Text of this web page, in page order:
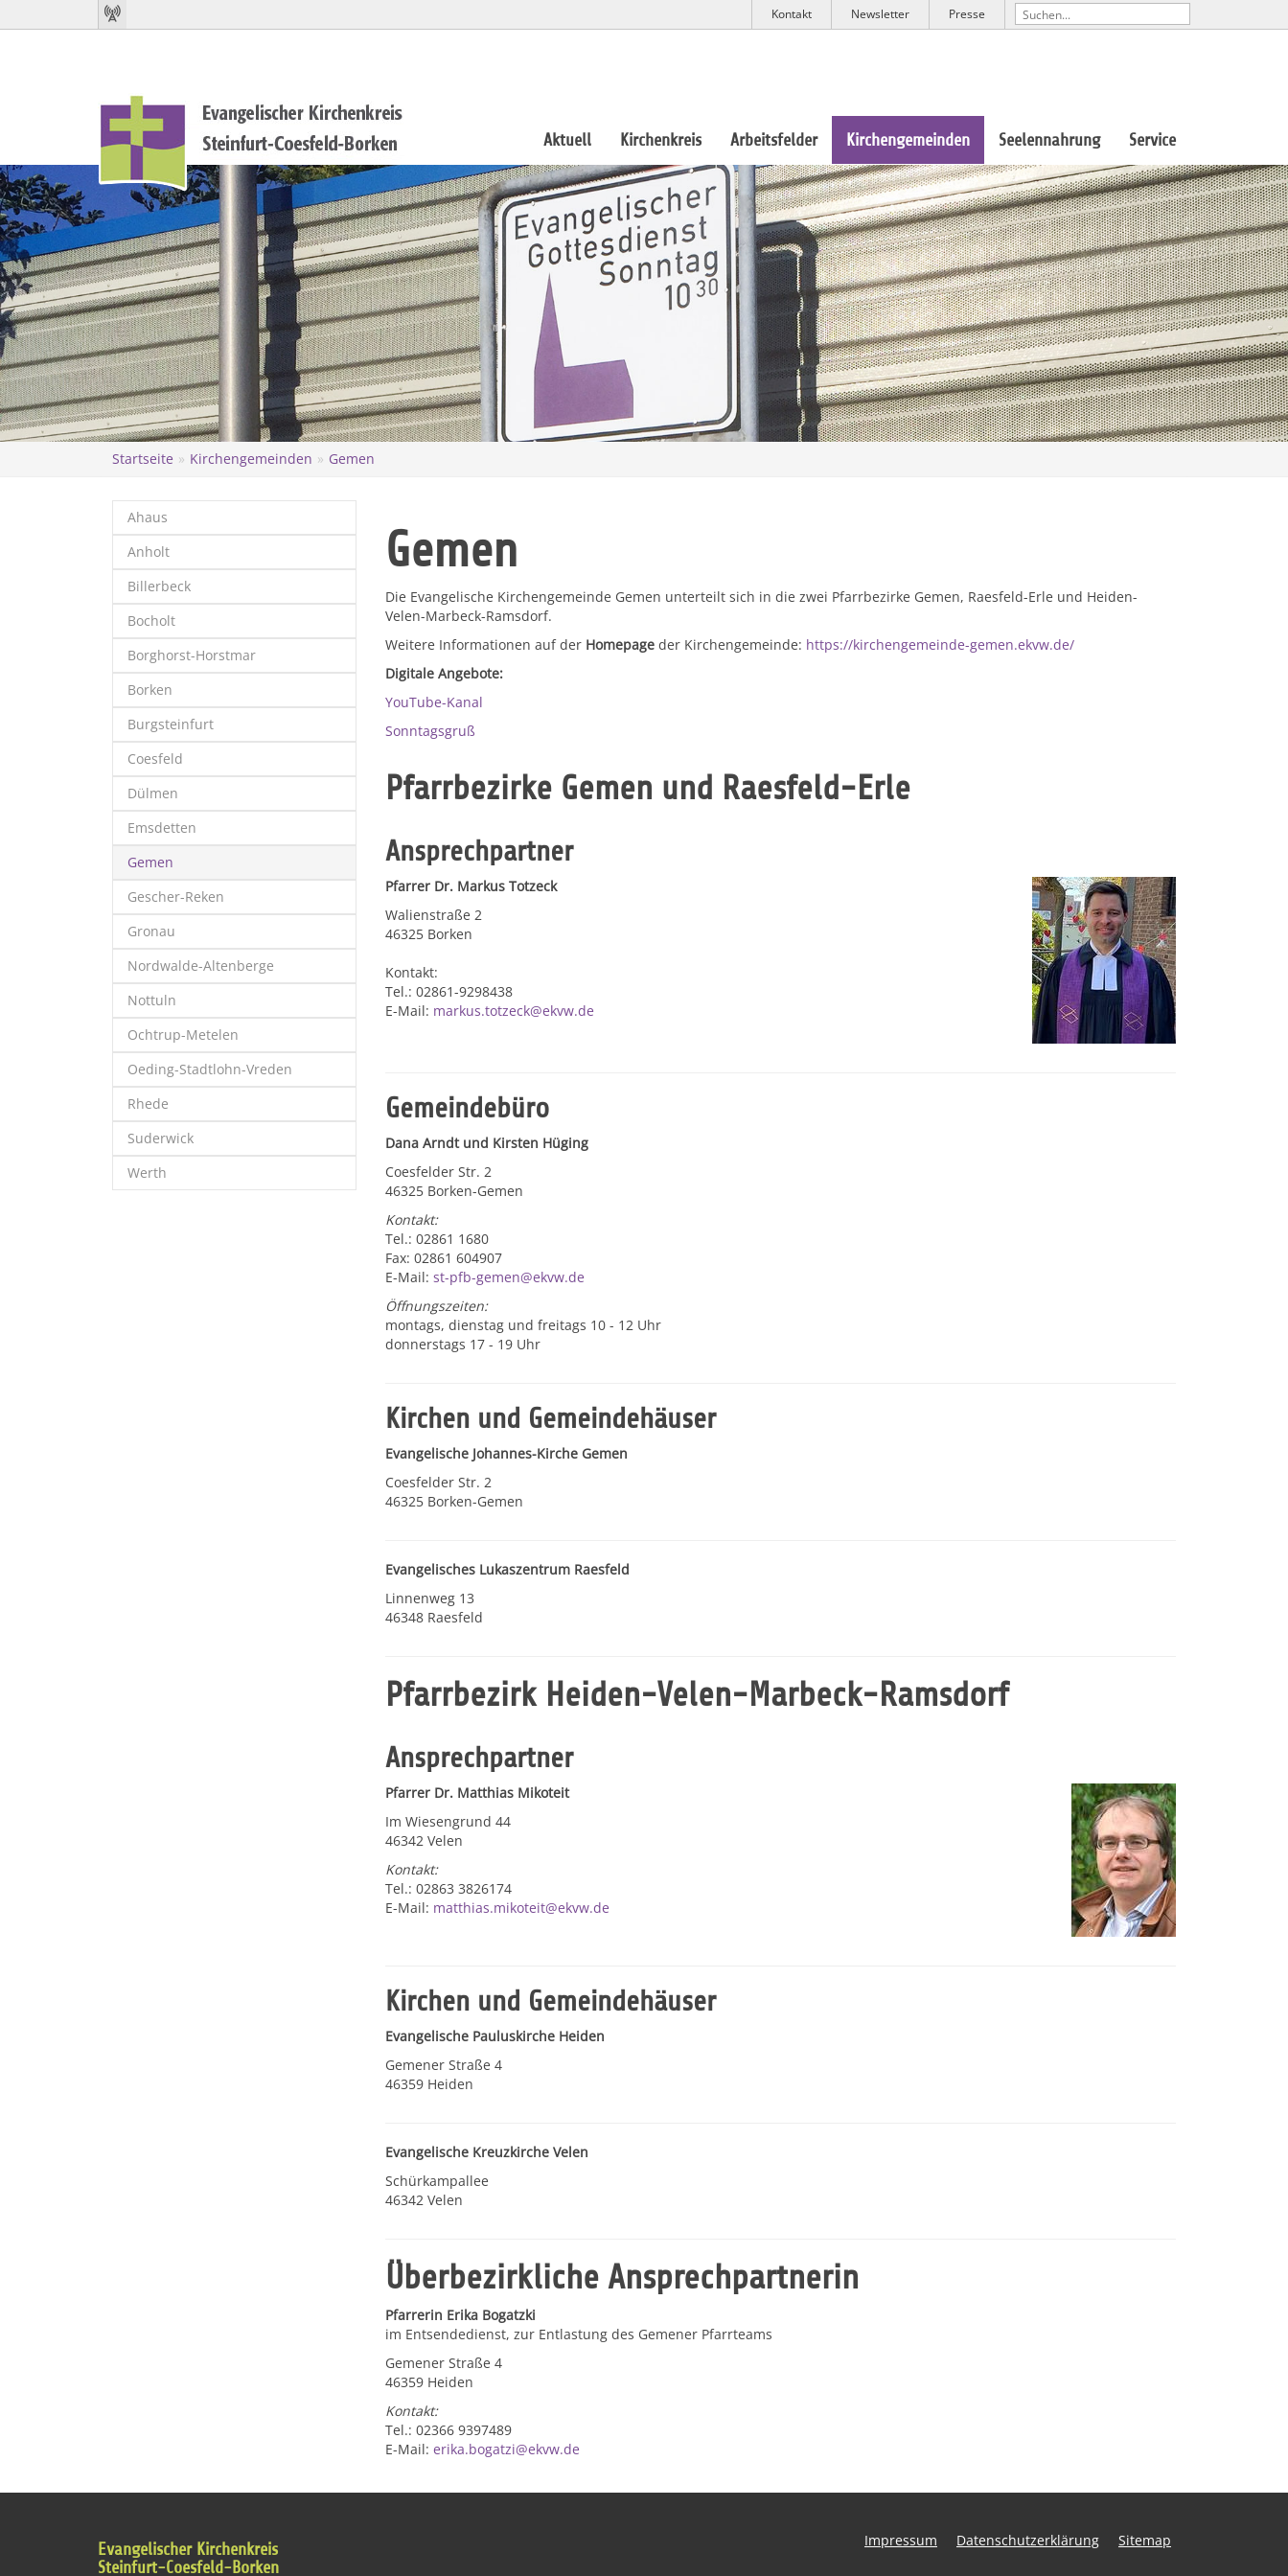
Presse
Newsletter
Kontakt
Aktuell Kirchenkreis Arbeitsfelder Kirchengemeinden Seelennahrung Service
Startseite Kirchengemeinden Gemen
Ahaus
Anholt
Billerbeck
Bocholt
Borghorst-Horstmar
Borken
Burgsteinfurt
Coesfeld
Dülmen
Emsdetten
Gemen
Gescher-Reken
Gronau
Nordwalde-Altenberge
Nottuln
Ochtrup-Metelen
Oeding-Stadtlohn-Vreden
Rhede
Suderwick
Werth
Gemen
Die Evangelische Kirchengemeinde Gemen unterteilt sich in die zwei Pfarrbezirke Gemen, Raesfeld-Erle und Heiden-
Velen-Marbeck-Ramsdorf.
Weitere Informationen auf der Homepage der Kirchengemeinde: https://kirchengemeinde-gemen.ekvw.de/
Digitale Angebote:
YouTube-Kanal
Sonntagsgruß
Pfarrbezirke Gemen und Raesfeld-Erle
Ansprechpartner
Pfarrer Dr. Markus Totzeck
Walienstraße 2
46325 Borken
Kontakt:
Tel.: 02861-9298438
E-Mail: markus.totzeck@ekvw.de
Gemeindebüro
Dana Arndt und Kirsten Hüging
Coesfelder Str. 2
46325 Borken-Gemen
Kontakt:
Tel.: 02861 1680
Fax: 02861 604907
E-Mail: st-pfb-gemen@ekvw.de
Öffnungszeiten:
montags, dienstag und freitags 10 - 12 Uhr
donnerstags 17 - 19 Uhr
Kirchen und Gemeindehäuser
Evangelische Johannes-Kirche Gemen
Coesfelder Str. 2
46325 Borken-Gemen
Evangelisches Lukaszentrum Raesfeld
Linnenweg 13
46348 Raesfeld
Pfarrbezirk Heiden-Velen-Marbeck-Ramsdorf
Ansprechpartner
Pfarrer Dr. Matthias Mikoteit
Im Wiesengrund 44
46342 Velen
Kontakt:
Tel.: 02863 3826174
E-Mail: matthias.mikoteit@ekvw.de
Kirchen und Gemeindehäuser
Evangelische Pauluskirche Heiden
Gemener Straße 4
46359 Heiden
Evangelische Kreuzkirche Velen
Schürkampallee
46342 Velen
Überbezirkliche Ansprechpartnerin
Pfarrerin Erika Bogatzki
im Entsendedienst, zur Entlastung des Gemener Pfarrteams
Gemener Straße 4
46359 Heiden
Kontakt:
Tel.: 02366 9397489
E-Mail: erika.bogatzi@ekvw.de
Evangelischer Kirchenkreis
Steinfurt-Coesfeld-Borken
Impressum Datenschutzerklärung Sitemap